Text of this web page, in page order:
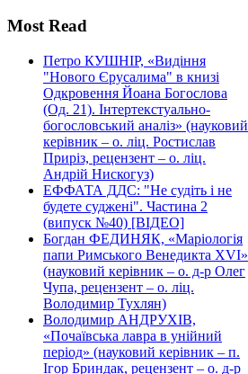
Most Read
Петро КУШНІР, «Видіння
"Нового Єрусалима" в книзі
Одкровення Йоана Богослова
(Од. 21). Інтертекстуально-
богословський аналіз» (науковий
керівник – о. ліц. Ростислав
Приріз, рецензент – о. ліц.
Андрій Нискогуз)
ЕФФАТА ДДС: "Не судіть і не
будете суджені". Частина 2
(випуск №40) [ВІДЕО]
Богдан ФЕДИНЯК, «Маріологія
папи Римського Венедикта XVI»
(науковий керівник – о. д-р Олег
Чупа, рецензент – о. ліц.
Володимир Тухлян)
Володимир АНДРУХІВ,
«Почаївська лавра в унійний
період» (науковий керівник – п.
Ігор Бриндак, рецензент – о. д-р